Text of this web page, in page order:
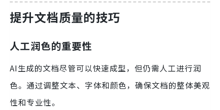
提升文档质量的技巧
人工润色的重要性
AI生成的文档尽管可以快速成型，但仍需人工进行润
色。通过调整文本、字体和颜色，确保文档的整体美观
性和专业性。